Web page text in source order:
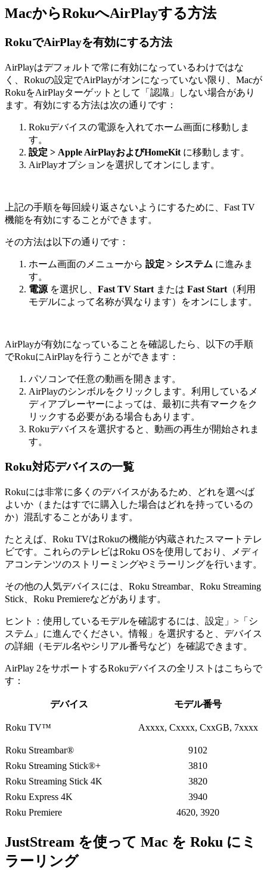
MacからRokuへAirPlayする方法
RokuでAirPlayを有効にする方法
AirPlayはデフォルトで常に有効になっているわけではな
く、Rokuの設定でAirPlayがオンになっていない限り、Macが
RokuをAirPlayターゲットとして「認識」しない場合があり
ます。有効にする方法は次の通りです：
Rokuデバイスの電源を入れてホーム画面に移動しま
す。
設定 > Apple AirPlayおよびHomeKit に移動します。
AirPlayオプションを選択してオンにします。
上記の手順を毎回繰り返さないようにするために、Fast TV
機能を有効にすることができます。
その方法は以下の通りです：
ホーム画面のメニューから 設定 > システム に進みま
す。
電源 を選択し、 Fast TV Start または Fast Start （利用
モデルによって名称が異なります）をオンにします。
AirPlayが有効になっていることを確認したら、以下の手順
でRokuにAirPlayを行うことができます：
パソコンで任意の動画を開きます。
AirPlayのシンボルをクリックします。利用しているメ
ディアプレーヤーによっては、最初に共有マークをク
リックする必要がある場合もあります。
Rokuデバイスを選択すると、動画の再生が開始されま
す。
Roku対応デバイスの一覧
Rokuには非常に多くのデバイスがあるため、どれを選べば
よいか（またはすでに購入した場合はどれを持っているの
か）混乱することがあります。
たとえば、Roku TVはRokuの機能が内蔵されたスマートテレ
ビです。これらのテレビはRoku OSを使用しており、メディ
アコンテンツのストリーミングやミラーリングを行います。
その他の人気デバイスには、Roku Streambar、Roku Streaming
Stick、Roku Premiereなどがあります。
ヒント：使用しているモデルを確認するには、設定」>「シ
ステム」に進んでください。情報」を選択すると、デバイス
の詳細（モデル名やシリアル番号など）を確認できます。
AirPlay 2をサポートするRokuデバイスの全リストはこちらで
す：
デバイス モデル番号
Roku TV™ Axxxx, Cxxxx, CxxGB, 7xxxx
Roku Streambar®
9102
Roku Streaming Stick®+
3810
Roku Streaming Stick 4K
3820
Roku Express 4K
3940
Roku Premiere
4620, 3920
JustStream を使って Mac を Roku にミ
ラーリング